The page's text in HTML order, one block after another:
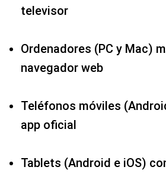
televisor
Ordenadores (PC y Mac)
navegador web
Teléfonos móviles
app oficial
Tablets (Android e iOS)